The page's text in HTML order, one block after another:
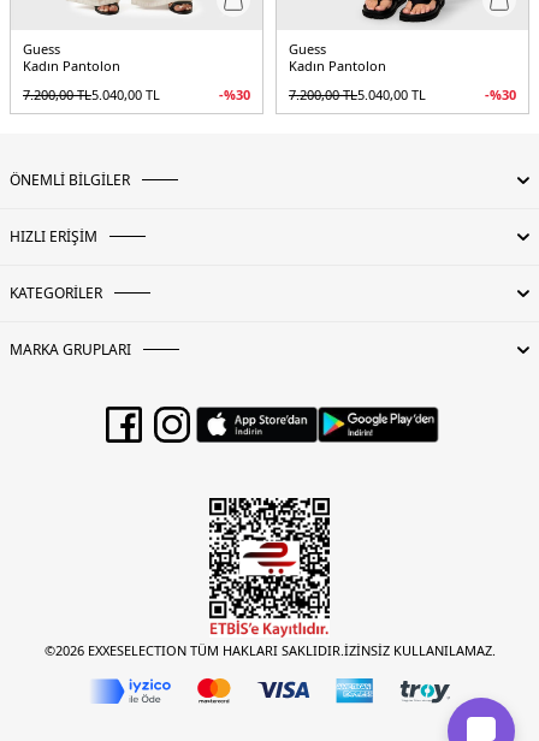
Guess
Kadın Pantolon
7.200,00TL5.040,00 TL -%30
Guess
Kadın Pantolon
7.200,00TL5.040,00 TL -%30
ÖNEMLİ BİLGİLER
HIZLI ERİŞİM
KATEGORİLER
MARKA GRUPLARI
©2026 EXXESELECTION TÜM HAKLARI SAKLIDIR.İZİNSİZ KULLANILAMAZ.